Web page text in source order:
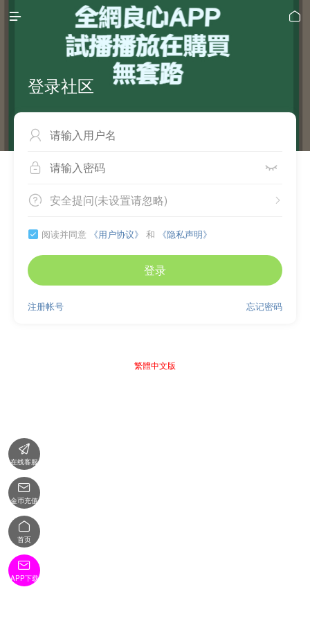
 
登录社区

 
 
安全提问(未设置请忽略)
 阅读并同意 《用户协议》 和 《隐私声明》
登录
忘记密码
注册帐号
繁體中文版

在线客服

金币充值

首页

APP下载